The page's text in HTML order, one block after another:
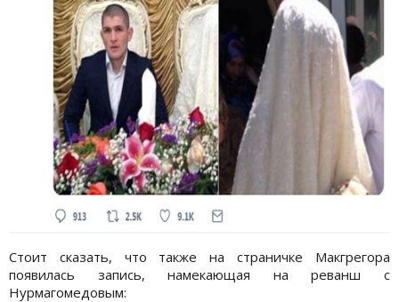
Стоит сказать, что также на страничке Макгрегора
появилась запись, намекающая на реванш с
Нурмагомедовым: